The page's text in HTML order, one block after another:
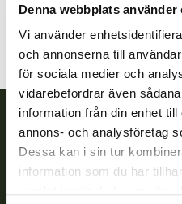
Denna webbplats använder
Vi använder
och annonserna till
för sociala medier och
vidarebefordrar även
information från din enhet
annons- och analysföretag
Dessa kan i sin tur
information som du har
Finlands viltcentral